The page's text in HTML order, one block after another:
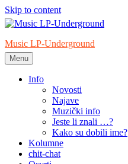
Skip to content
Music LP-Underground
samo muzika i …..
Menu
Info
Novosti
Najave
Muzički info
Jeste li znali …?
Kako su dobili ime?
Kolumne
chit-chat